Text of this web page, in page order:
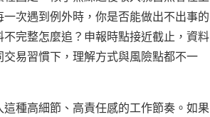
次遇到例外時，你是否能做出不出事的
完整怎麼追？申報時點接近截止，資料
易習慣下，理解方式與風險點都不一
種高細節、高責任感的工作節奏。如果